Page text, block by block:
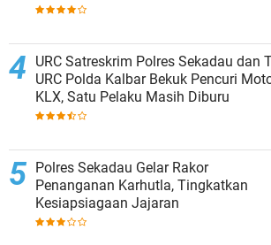
URC Satreskrim Polres Sekadau dan
URC Polda Kalbar Bekuk Pencuri
KLX, Satu Pelaku Masih Diburu
Polres Sekadau Gelar Rakor
Penanganan Karhutla, Tingkatkan
Kesiapsiagaan Jajaran